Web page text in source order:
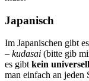
Japanisch
Im Japanischen gibt
– kudasai (bitte gib
es gibt kein
man einfach an jeden